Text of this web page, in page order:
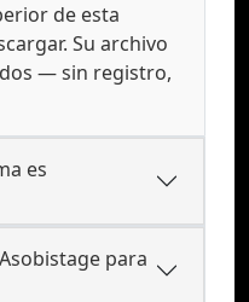
de esta
Su archivo
— sin registro,
es
para